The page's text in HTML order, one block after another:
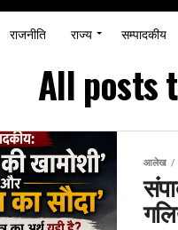
राजनीति राज्य सम्पादकीय
All posts
आलेख